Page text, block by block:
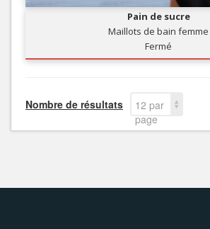
Pain de sucre
Maillots de bain femme
Fermé
Nombre de résultats
12 par
page